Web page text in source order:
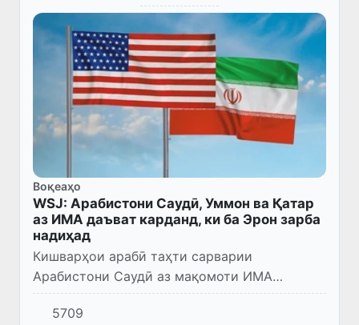
Воқеаҳо
WSJ: Арабистони Саудӣ, Уммон ва Қатар
аз ИМА даъват карданд, ки ба Эрон зарба
надиҳад
Кишварҳои арабӣ таҳти сарварии
Арабистони Саудӣ аз мақомоти ИМА
хостаанд, ки ба Теҳрон зарба назананд, 13
январ хабар дод “The Wall Street Journal” бо
5709